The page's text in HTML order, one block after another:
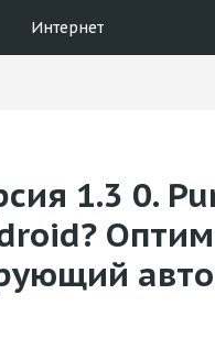
Интернет
1.3 0.